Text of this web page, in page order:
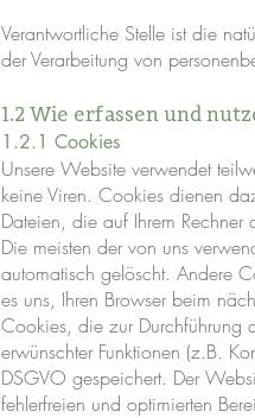
Verantwortliche Stelle ist die
der Verarbeitung von
1.2 Wie erfassen und
1.2.1 Cookies
Unsere Website verwendet
keine Viren. Cookies dienen
Dateien, die auf Ihrem
Die meisten der von uns
automatisch gelöscht. Andere
es uns, Ihren Browser beim
Cookies, die zur Durchführung
erwünschter Funktionen (z.B.
DSGVO gespeichert. Der
fehlerfreien und optimierten